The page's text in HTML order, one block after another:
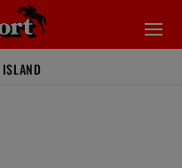
ISLAND